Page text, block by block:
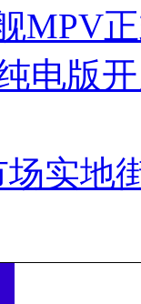
MPV
电版
实地